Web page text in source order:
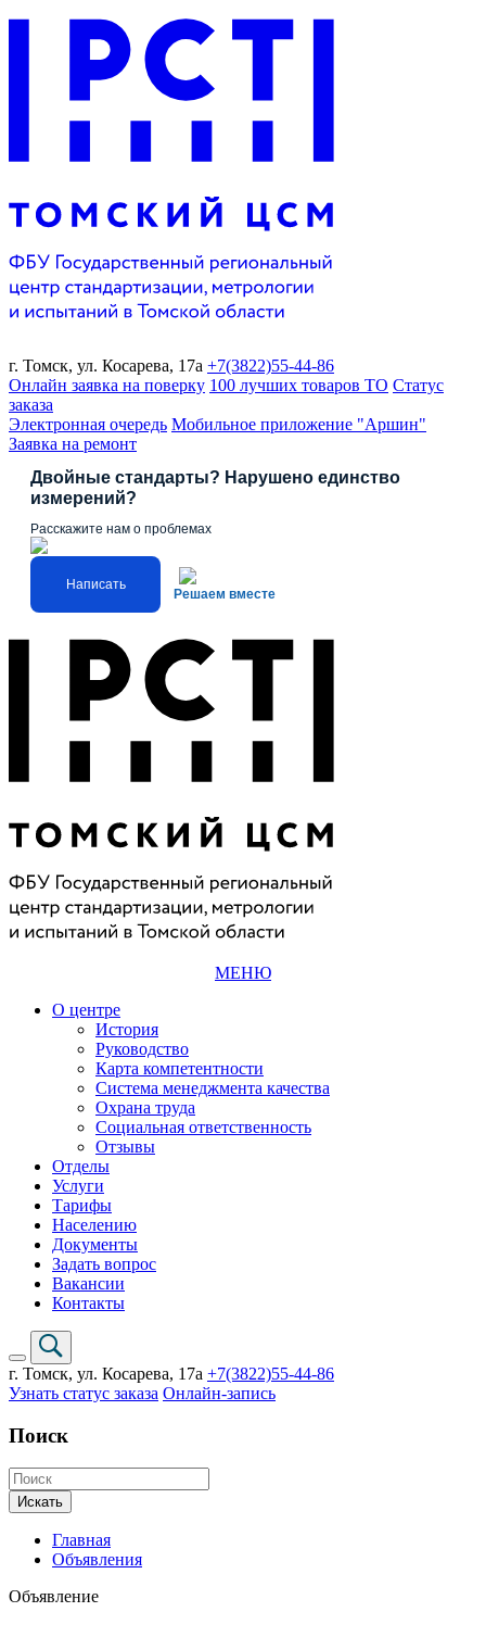
г. Томск, ул. Косарева, 17а +7(3822)55-44-86
Онлайн заявка на поверку 100 лучших товаров ТО Статус
заказа
Электронная очередь Мобильное приложение "Аршин"
Заявка на ремонт
Двойные стандарты? Нарушено единство
измерений?
Расскажите нам о проблемах
Написать
Решаем вместе
МЕНЮ
О центре
История
Руководство
Карта компетентности
Система менеджмента качества
Охрана труда
Социальная ответственность
Отзывы
Отделы
Услуги
Тарифы
Населению
Документы
Задать вопрос
Вакансии
Контакты
г. Томск, ул. Косарева, 17а +7(3822)55-44-86
Узнать статус заказа Онлайн-запись
Поиск
Искать
Главная
Объявления
Объявление